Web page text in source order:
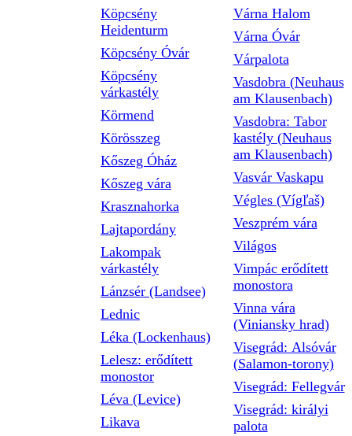
Köpcsény
Heidenturm
Köpcsény Óvár
Köpcsény
várkastély
Körmend
Körösszeg
Kőszeg Óház
Kőszeg vára
Krasznahorka
Lajtapordány
Lakompak
várkastély
Lánzsér (Landsee)
Lednic
Léka (Lockenhaus)
Lelesz: erődített
monostor
Léva (Levice)
Likava
Várna Halom
Várna Óvár
Várpalota
Vasdobra (Neuhaus
am Klausenbach)
Vasdobra: Tabor
kastély (Neuhaus
am Klausenbach)
Vasvár Vaskapu
Végles (Vígľaš)
Veszprém vára
Világos
Vimpác erődített
monostora
Vinna vára
(Viniansky hrad)
Visegrád: Alsóvár
(Salamon-torony)
Visegrád: Fellegvár
Visegrád: királyi
palota